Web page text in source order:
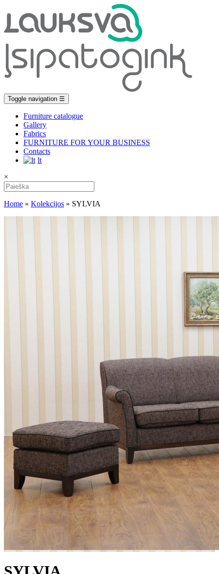
Toggle navigation ☰
Furniture catalogue
Gallery
Fabrics
FURNITURE FOR YOUR BUSINESS
Contacts
lt
×
Home » Kolekcijos » SYLVIA